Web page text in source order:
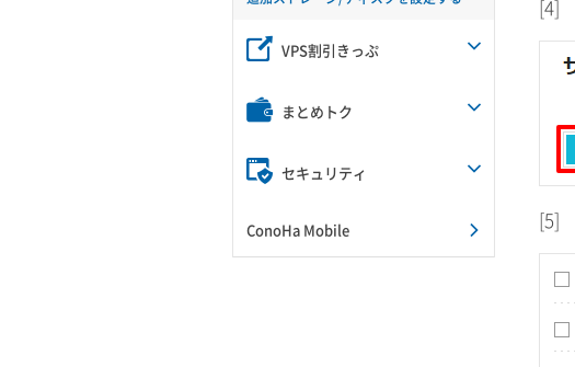
VPS割引きっぷ
まとめトク
セキュリティ
ConoHa Mobile
[4]
[5]